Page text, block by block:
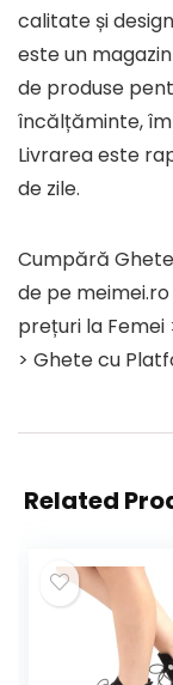
calitate și
este un
de produse
încălțăminte,
Livrarea este
de zile.
Cumpără Ghete
de pe
prețuri la
> Ghete cu
Related